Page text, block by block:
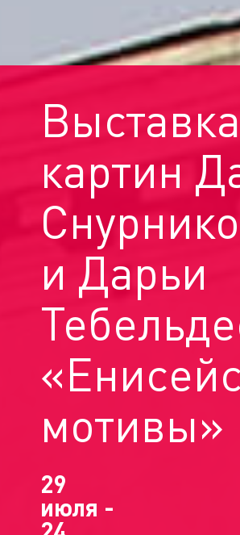
Выставка
картин
и Дарьи
мотивы»
29
июля -